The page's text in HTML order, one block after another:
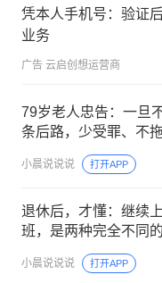
凭本人手机号：验证
业务
广告 云启创想运营商
79岁老人忠告：一旦
条后路，少受罪、不
小晨说说说 打开APP
退休后，才懂：继续
班，是两种完全不同
小晨说说说 打开APP